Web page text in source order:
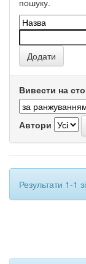
пошуку.
Вивести на
Автори
Результати 1-1